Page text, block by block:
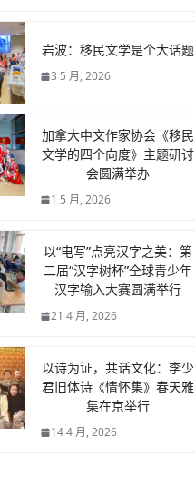
岩波：移民文学是个大话题
3 5 月, 2026
加拿大中文作家协会《移民
文学的四个向度》主题研讨
会圆满举办
1 5 月, 2026
以“电写”点亮汉字之美：第
二届“汉字树杯”全球青少年
汉字输入大赛圆满举行
21 4 月, 2026
以诗为证，共话文化：李少
君旧体诗《情怀集》春天雅
集在京举行
14 4 月, 2026